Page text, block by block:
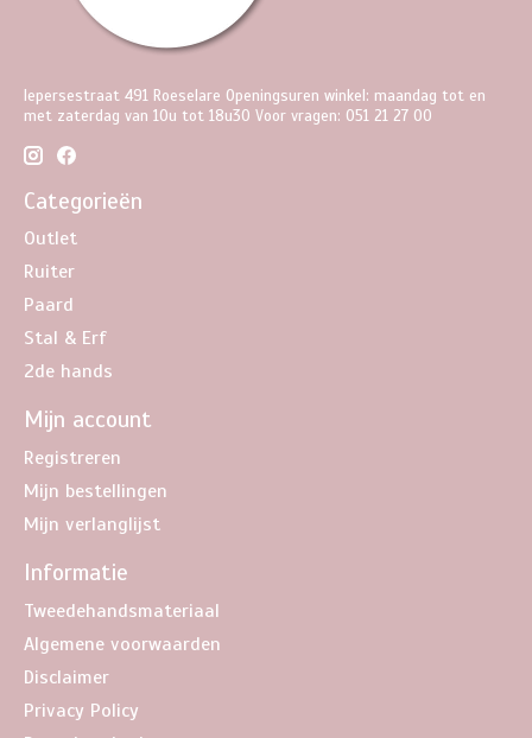
Iepersestraat 491 Roeselare Openingsuren winkel: maandag tot en
met zaterdag van 10u tot 18u30 Voor vragen: 051 21 27 00
Categorieën
Outlet
Ruiter
Paard
Stal & Erf
2de hands
Mijn account
Registreren
Mijn bestellingen
Mijn verlanglijst
Informatie
Tweedehandsmateriaal
Algemene voorwaarden
Disclaimer
Privacy Policy